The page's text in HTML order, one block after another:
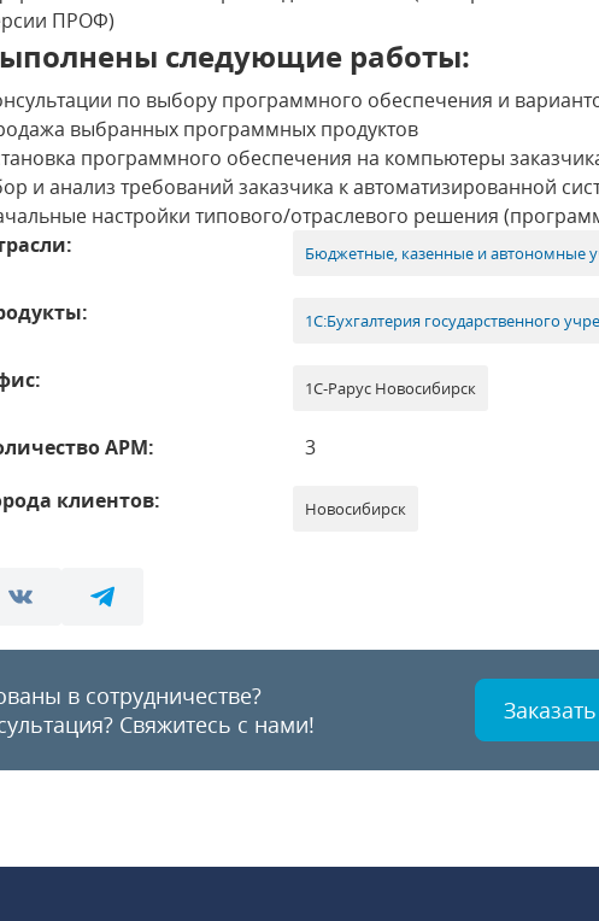
ПРОФ)
следующие работы:
по выбору программного обеспечения и
выбранных программных продуктов
программного обеспечения на компьютеры
и анализ требований заказчика к автоматизированной
настройки типового/отраслевого решения
Бюджетные, казенные и автономные
1С:Бухгалтерия государственного
1С-Рарус Новосибирск
АРМ:
3
клиентов:
Новосибирск
в сотрудничестве?
Свяжитесь с нами!